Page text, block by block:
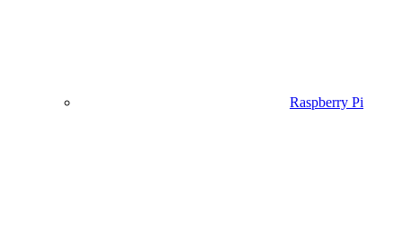
Raspberry Pi